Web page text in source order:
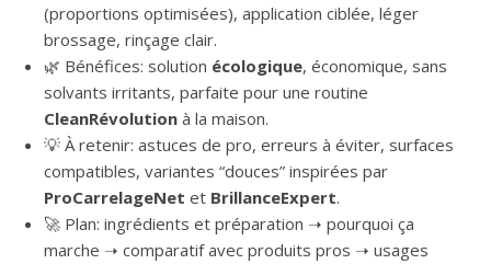
(proportions optimisées), application ciblée, léger
brossage, rinçage clair.
🌿 Bénéfices: solution écologique, économique, sans
solvants irritants, parfaite pour une routine
CleanRévolution à la maison.
💡 À retenir: astuces de pro, erreurs à éviter, surfaces
compatibles, variantes “douces” inspirées par
ProCarrelageNet et BrillanceExpert.
🚀 Plan: ingrédients et préparation ➝ pourquoi ça
marche ➝ comparatif avec produits pros ➝ usages